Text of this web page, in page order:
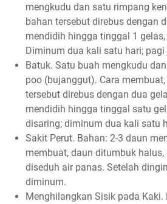
mengkudu dan satu rimpang
bahan tersebut direbus dengan
mendidih hingga tinggal 1
Diminum dua kali satu hari; pagi
Batuk. Satu buah mengkudu
poo (bujanggut). Cara
tersebut direbus dengan dua
mendidih hingga tinggal satu
disaring; diminum dua kali satu
Sakit Perut. Bahan: 2-3 daun
membuat, daun ditumbuk
diseduh air panas. Setelah
diminum.
Menghilangkan Sisik pada Kaki.